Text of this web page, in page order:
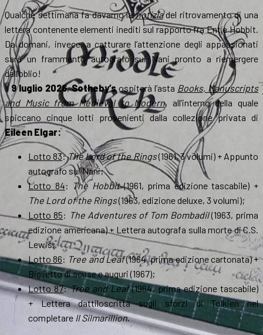
Qualche settimana fa davamo lanotiziadel ritrovamento di una
lettera contenente elementi inediti sul rapporto fra Ent e Hobbit.
Da domani, invece, a catturare l’attenzione degli appassionati
sarà un frammento autografo sui Nani pronto a riemergere
dall’oblio!
Il9 luglio 2026,Sotheby’sospiterà l’asta Books, Manuscripts
and Music from Medieval to Modern, all’interno della quale
spiccano cinque lotti provenienti dalla collezione privata di
Eileen Elgar:
Lotto 83:The Lord of the Rings(1961, 3 volumi) + Appunto
autografo sui Nani;
Lotto 84: The Hobbit(1961, prima edizione tascabile) +
The Lord of the Rings(1963, edizione deluxe, 3 volumi);
Lotto 85: The Adventures of Tom Bombadil(1963, prima
edizione americana) + Lettera autografa sulla morte di C.S.
Lewis;
Lotto 86: Tree and Leaf(1964, prima edizione cartonata) +
Biglietto di scuse e auguri (1967);
Lotto 87:Tree and Leaf(1964, prima edizione tascabile)
+Lettera dattiloscritta sugli sforzi di Tolkien nel
completare IlSilmarillion.